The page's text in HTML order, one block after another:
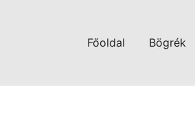
Főoldal Bögrék